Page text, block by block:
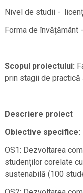
Nivel de studii -
Forma de învățământ
Scopul proiectului:
prin stagii de practică
Descriere proiect
Obiective specifice:
OS1: Dezvoltarea
studenților corelate
sustenabilă (100